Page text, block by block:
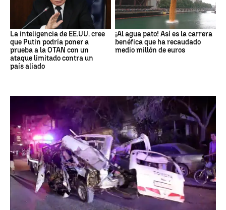
La inteligencia de EE.UU. cree
que Putin podría poner a
prueba a la OTAN con un
ataque limitado contra un
país aliado
¡Al agua pato! Así es la carrera
benéfica que ha recaudado
medio millón de euros